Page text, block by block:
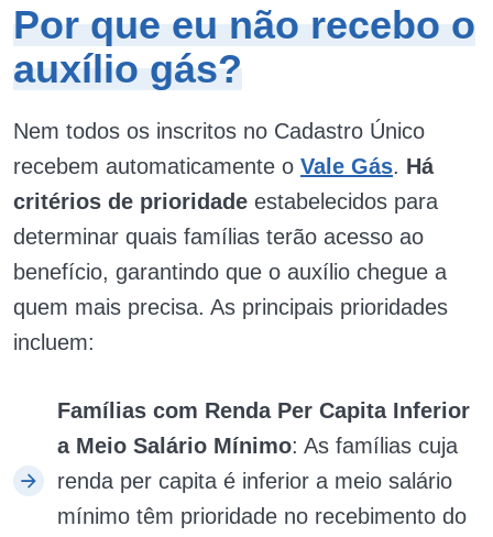
Por que eu não recebo o
auxílio gás?
Nem todos os inscritos no Cadastro Único
recebem automaticamente o Vale Gás. Há
critérios de prioridade estabelecidos para
determinar quais famílias terão acesso ao
benefício, garantindo que o auxílio chegue a
quem mais precisa. As principais prioridades
incluem:
Famílias com Renda Per Capita Inferior
a Meio Salário Mínimo: As famílias cuja
renda per capita é inferior a meio salário
mínimo têm prioridade no recebimento do